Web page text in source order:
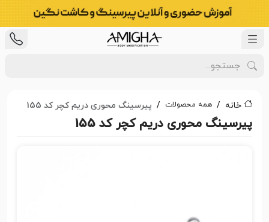
خانه همه محصولات پیرسینگ محوری دریم کچر کد 155
پیرسینگ محوری دریم کچر کد 155